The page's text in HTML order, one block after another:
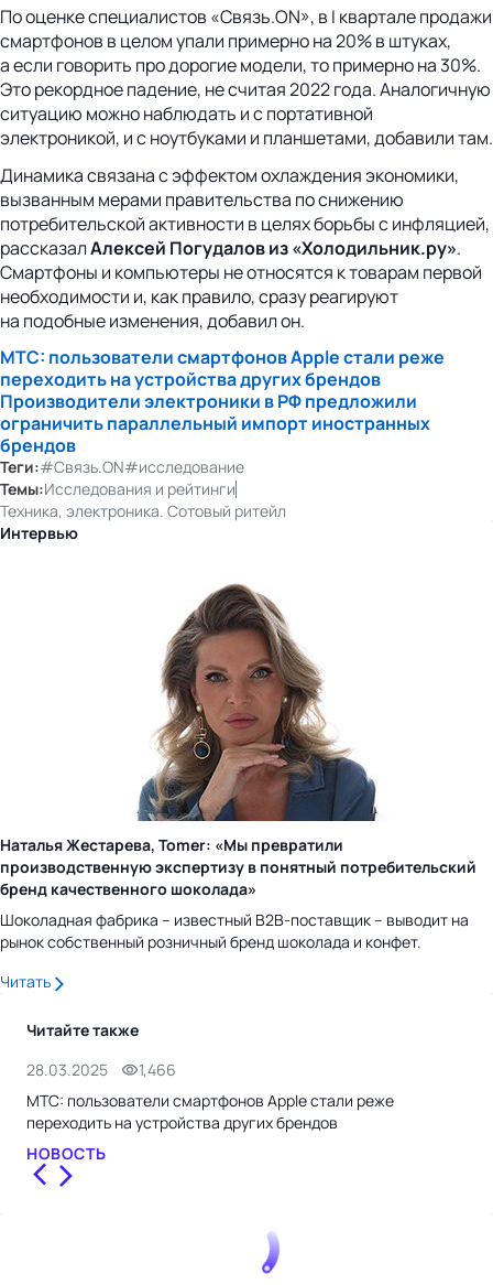
По оценке специалистов «Связь.ON», в I квартале продажи
смартфонов в целом упали примерно на 20% в штуках,
а если говорить про дорогие модели, то примерно на 30%.
Это рекордное падение, не считая 2022 года. Аналогичную
ситуацию можно наблюдать и с портативной
электроникой, и с ноутбуками и планшетами, добавили там.
Динамика связана с эффектом охлаждения экономики,
вызванным мерами правительства по снижению
потребительской активности в целях борьбы с инфляцией,
рассказалАлексей Погудалов из «Холодильник.ру».
Смартфоны и компьютеры не относятся к товарам первой
необходимости и, как правило, сразу реагируют
на подобные изменения, добавил он.
МТС: пользователи смартфонов Apple стали реже
переходить на устройства других брендов
Производители электроники в РФ предложили
ограничить параллельный импорт иностранных
брендов
Теги:#Связь.ON#исследование
Темы:Исследования и рейтинги
Техника, электроника. Сотовый ритейл
Интервью
Наталья Жестарева, Tomer: «Мы превратили
производственную экспертизу в понятный потребительский
бренд качественного шоколада»
Шоколадная фабрика – известный B2B-поставщик – выводит на
рынок собственный розничный бренд шоколада и конфет.
Читать
Читайте также
28.03.2025
1,466
МТС: пользователи смартфонов Apple стали реже
переходить на устройства других брендов
НОВОСТЬ